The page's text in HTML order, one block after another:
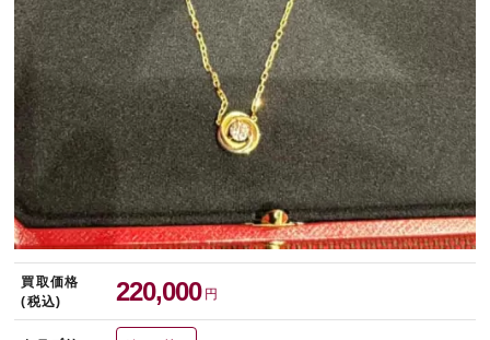
買取価格
(税込)
220,000 円